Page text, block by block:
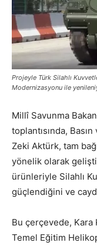
Projeyle Türk Silahlı
Modernizasyonu ile
Millî Savunma
toplantısında,
Zeki Aktürk, tam
yönelik olarak
ürünleriyle Silahlı
güçlendiğini ve
Bu çerçevede, Kara
Temel Eğitim